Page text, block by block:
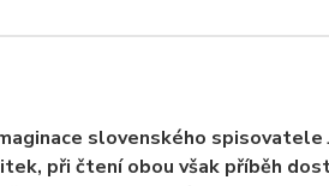
slovenského spisovatele
při čtení obou však příběh